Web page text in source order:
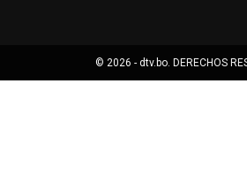
© 2026 - dtv.bo. DERECHOS